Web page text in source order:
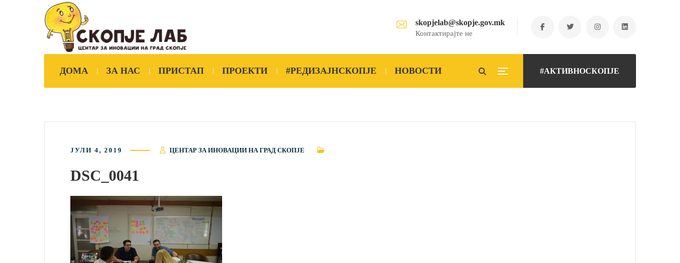
skopjelab@skopje.gov.mk
Контактирајте не
#АКТИВНОСКОПЈЕ
ДОМА ЗА НАС ПРИСТАП ПРОЕКТИ #РЕДИЗАЈНСКОПЈЕ НОВОСТИ
ЈУЛИ 4, 2019 ЦЕНТАР ЗА ИНОВАЦИИ НА ГРАД СКОПЈЕ
DSC_0041